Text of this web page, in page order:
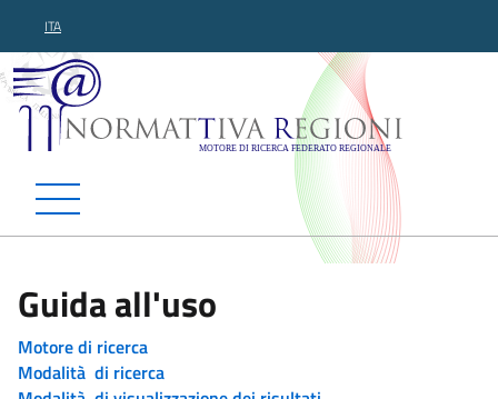
ITA
Normattiva Regioni -
Guida all'uso
Motore di ricerca
Modalità di ricerca